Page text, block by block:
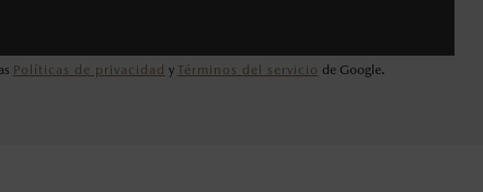
Políticas de privacidad y Términos del servicio de Google.